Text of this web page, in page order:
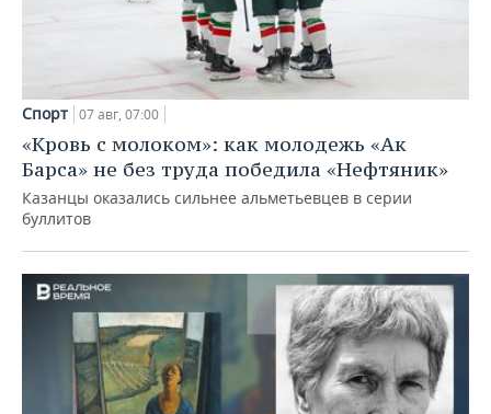
Спорт 07 авг, 07:00
«Кровь с молоком»: как молодежь «Ак
Барса» не без труда победила «Нефтяник»
Казанцы оказались сильнее альметьевцев в серии
буллитов